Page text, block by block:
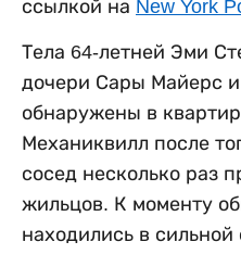
ссылкой на New York
Тела 64-летней Эми
дочери Сары Майерс
обнаружены в
Механиквилл после
сосед несколько раз
жильцов. К моменту
находились в